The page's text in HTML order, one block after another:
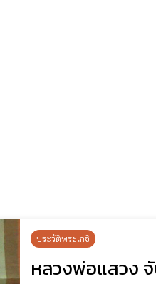
ประวัติพระเกจิ
หลวงพ่อแสวง จั